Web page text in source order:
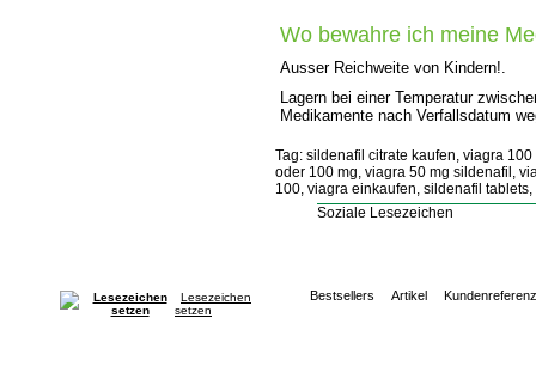
Wo bewahre ich meine
Ausser Reichweite von Kindern!.
Lagern bei einer Temperatur
Medikamente nach Verfallsdatum
Tag: sildenafil citrate kaufen, viagra
oder 100 mg, viagra 50 mg sildenafil,
100, viagra einkaufen, sildenafil
Soziale Lesezeichen
Lesezeichen
setzen
Bestsellers Artikel